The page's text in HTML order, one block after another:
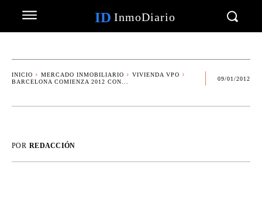
ID InmoDiario
INICIO MERCADO INMOBILIARIO
VIVIENDA VPO
BARCELONA COMIENZA 2012 CON...
09/01/2012
POR REDACCIÓN